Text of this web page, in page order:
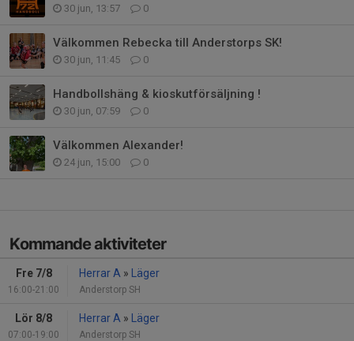
30 jun, 13:57 0
Välkommen Rebecka till Anderstorps SK!
30 jun, 11:45 0
Handbollshäng & kioskutförsäljning !
30 jun, 07:59 0
Välkommen Alexander!
24 jun, 15:00 0
Kommande aktiviteter
Fre 7/8
16:00-21:00
Herrar A » Läger
Anderstorp SH
Lör 8/8
07:00-19:00
Herrar A » Läger
Anderstorp SH